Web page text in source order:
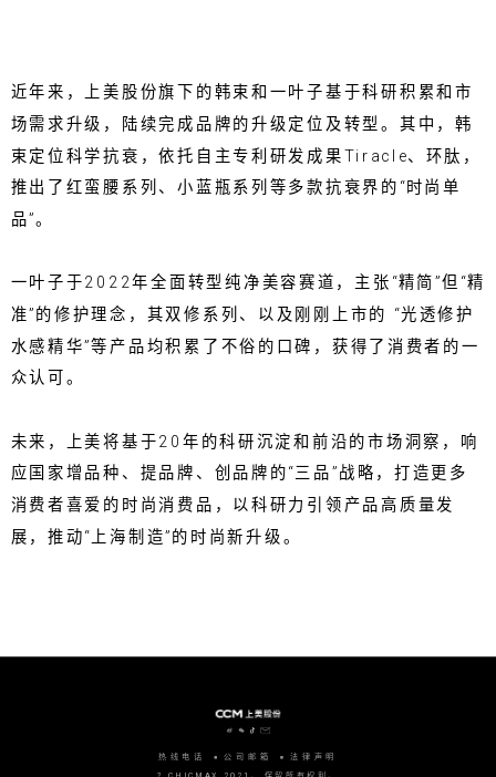
近年来，上美股份旗下的韩束和一叶子基于科研积累和市
场需求升级，陆续完成品牌的升级定位及转型。其中，韩
束定位科学抗衰，依托自主专利研发成果Tiracle、环肽，
推出了红蛮腰系列、小蓝瓶系列等多款抗衰界的“时尚单
品”。
一叶子于2022年全面转型纯净美容赛道，主张“精简”但“精
准”的修护理念，其双修系列、以及刚刚上市的 “光透修护
水感精华”等产品均积累了不俗的口碑，获得了消费者的一
众认可。
未来，上美将基于20年的科研沉淀和前沿的市场洞察，响
应国家增品种、提品牌、创品牌的“三品”战略，打造更多
消费者喜爱的时尚消费品，以科研力引领产品高质量发
展，推动“上海制造”的时尚新升级。
热线电话 公司邮箱 法律声明